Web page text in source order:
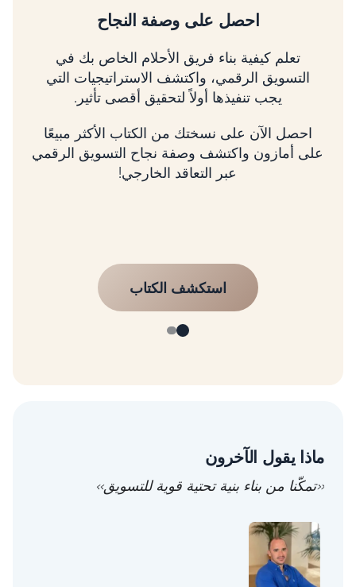
تسلق شجرة التسويق الرقمي
تعلم كيفية تحديد أولويات الأمور الأكثر أهمية، وربط
استراتيجيتك بالإيرادات، وتنمية عملك باستخدام
إطار عمل مثبت.
ماذا يقول الآخرون
«تمكّنا من بناء بنية تحتية قوية للتسويق»